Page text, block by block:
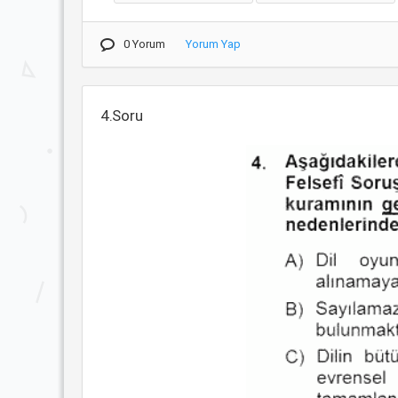
0 Yorum Yorum Yap
4.Soru